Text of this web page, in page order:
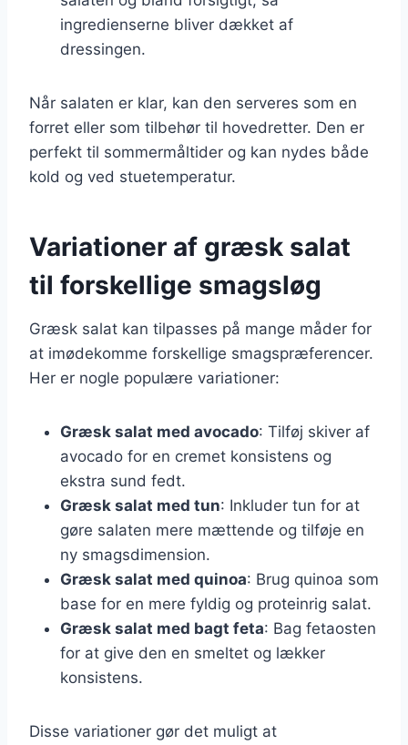
ingredienserne bliver dækket af
dressingen.
Når salaten er klar, kan den serveres som en
forret eller som tilbehør til hovedretter. Den er
perfekt til sommermåltider og kan nydes både
kold og ved stuetemperatur.
Variationer af græsk salat
til forskellige smagsløg
Græsk salat kan tilpasses på mange måder for
at imødekomme forskellige smagspræferencer.
Her er nogle populære variationer:
Græsk salat med avocado: Tilføj skiver af
avocado for en cremet konsistens og
ekstra sund fedt.
Græsk salat med tun: Inkluder tun for at
gøre salaten mere mættende og tilføje en
ny smagsdimension.
Græsk salat med quinoa: Brug quinoa som
base for en mere fyldig og proteinrig salat.
Græsk salat med bagt feta: Bag fetaosten
for at give den en smeltet og lækker
konsistens.
Disse variationer gør det muligt at